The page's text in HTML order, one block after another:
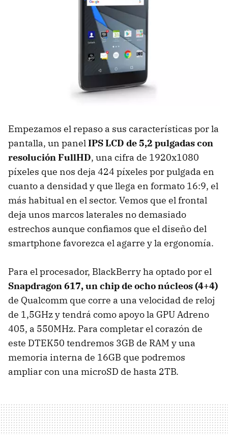
Empezamos el repaso a sus características por la
pantalla, un panelIPS LCD de 5,2 pulgadas con
resolución FullHD, una cifra de 1920x1080
píxeles que nos deja 424 píxeles por pulgada en
cuanto a densidad y que llega en formato 16:9, el
más habitual en el sector. Vemos que el frontal
deja unos marcos laterales no demasiado
estrechos aunque confiamos que el diseño del
smartphone favorezca el agarre y la ergonomía.
Para el procesador, BlackBerry ha optado por el
Snapdragon 617, un chip de ocho núcleos (4+4)
de Qualcomm que corre a una velocidad de reloj
de 1,5GHz y tendrá como apoyo la GPU Adreno
405, a 550MHz. Para completar el corazón de
este DTEK50 tendremos 3GB de RAM y una
memoria interna de 16GB que podremos
ampliar con una microSD de hasta 2TB.